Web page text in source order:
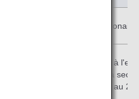
Tous les aéroports japonais
Tous les aéroports du Japon, à
de ceux répertoriés dans la
Aéroports intégrés » (du 20 au 26